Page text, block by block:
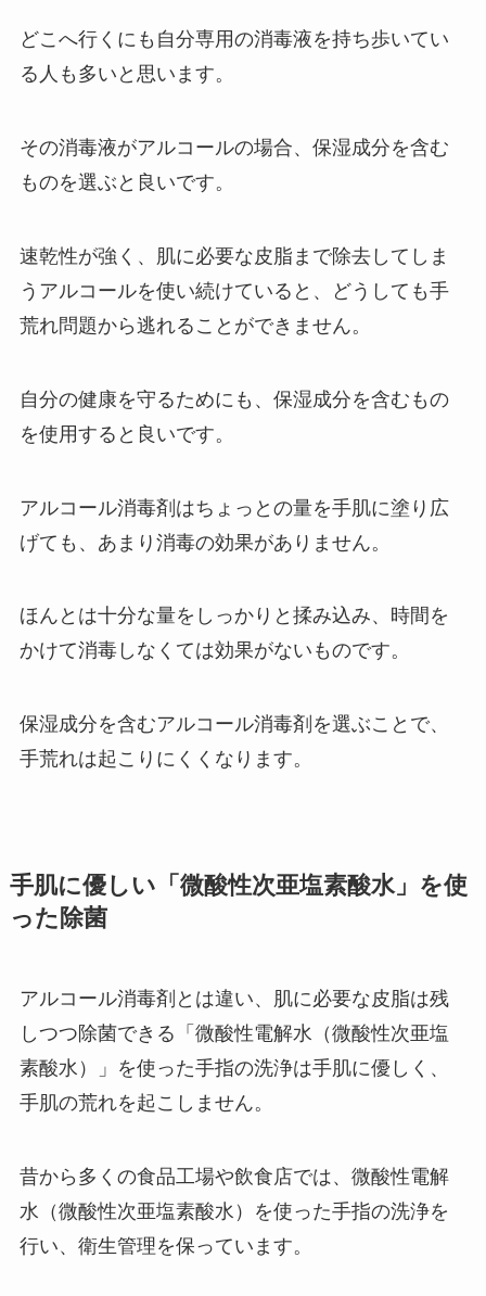
どこへ行くにも自分専用の消毒液を持ち歩いてい
る人も多いと思います。
その消毒液がアルコールの場合、保湿成分を含む
ものを選ぶと良いです。
速乾性が強く、肌に必要な皮脂まで除去してしま
うアルコールを使い続けていると、どうしても手
荒れ問題から逃れることができません。
自分の健康を守るためにも、保湿成分を含むもの
を使用すると良いです。
アルコール消毒剤はちょっとの量を手肌に塗り広
げても、あまり消毒の効果がありません。
ほんとは十分な量をしっかりと揉み込み、時間を
かけて消毒しなくては効果がないものです。
保湿成分を含むアルコール消毒剤を選ぶことで、
手荒れは起こりにくくなります。
手肌に優しい「微酸性次亜塩素酸水」を使
った除菌
アルコール消毒剤とは違い、肌に必要な皮脂は残
しつつ除菌できる「微酸性電解水（微酸性次亜塩
素酸水）」を使った手指の洗浄は手肌に優しく、
手肌の荒れを起こしません。
昔から多くの食品工場や飲食店では、微酸性電解
水（微酸性次亜塩素酸水）を使った手指の洗浄を
行い、衛生管理を保っています。